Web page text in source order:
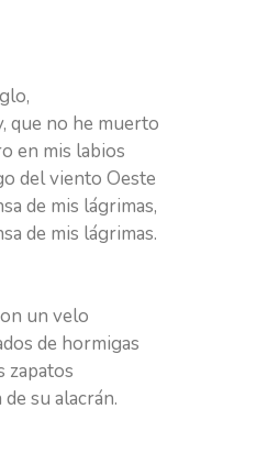
que no he muerto
en mis labios
del viento Oeste
de mis lágrimas,
de mis lágrimas.
un velo
de hormigas
zapatos
su alacrán.